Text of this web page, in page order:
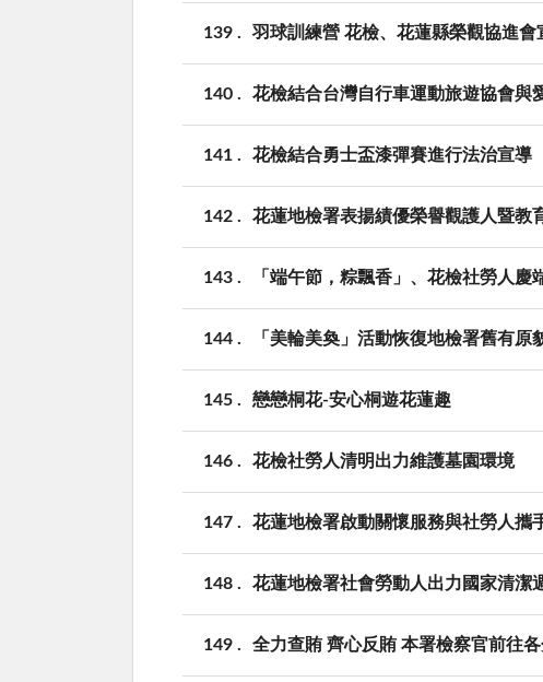
139 羽球訓練營 花檢、花蓮縣榮觀協進
140 花檢結合台灣自行車運動旅遊協會
141 花檢結合勇士盃漆彈賽進行法治宣導
142 花蓮地檢署表揚績優榮譽觀護人暨教
143 「端午節，粽飄香」、花檢社勞人慶
144 「美輪美奐」活動恢復地檢署舊有原
145 戀戀桐花-安心桐遊花蓮趣
146 花檢社勞人清明出力維護墓園環境
147 花蓮地檢署啟動關懷服務與社勞人攜
148 花蓮地檢署社會勞動人出力國家清潔
149 全力查賄 齊心反賄 本署檢察官前往